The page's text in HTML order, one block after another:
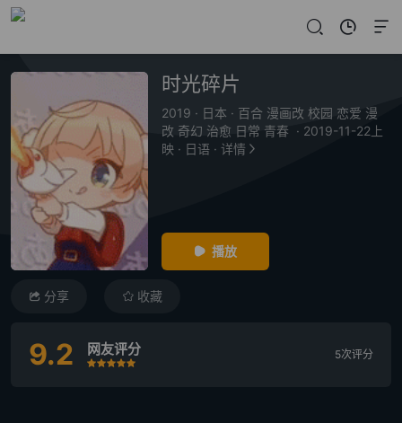
时光碎片
2019 · 日本 · 百合 漫画改 校园 恋爱 漫
改 奇幻 治愈 日常 青春 · 2019-11-22上
映 · 日语 · 详情
播放
分享 收藏
9.2 网友评分
很差较差还行
推荐
力荐
5次评分